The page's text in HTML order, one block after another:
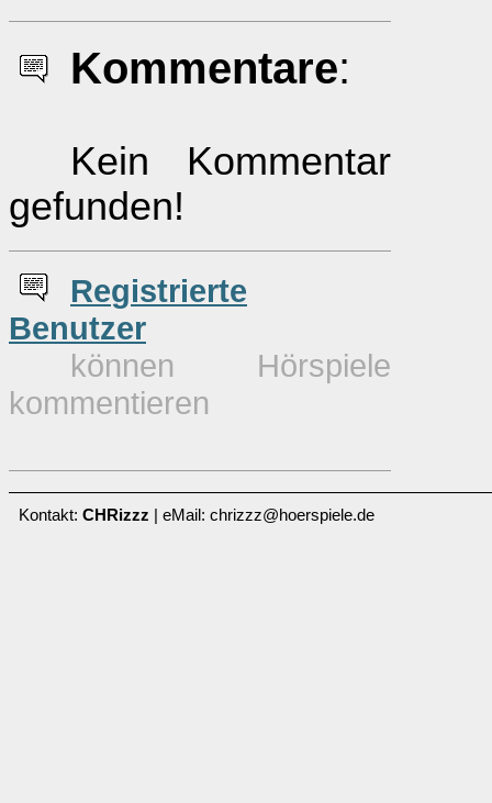
Kommentare:
Kein Kommentar
gefunden!
Registrierte
Benutzer
können Hörspiele
kommentieren
Kontakt: CHRizzz | eMail: chrizzz@hoerspiele.de